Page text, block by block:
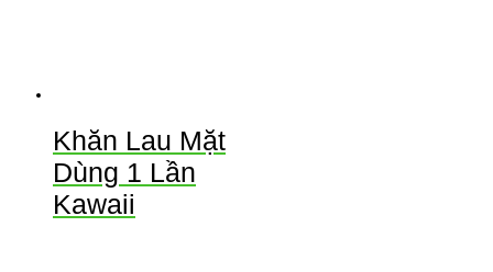
Khăn Lau Mặt
Dùng 1 Lần
Kawaii